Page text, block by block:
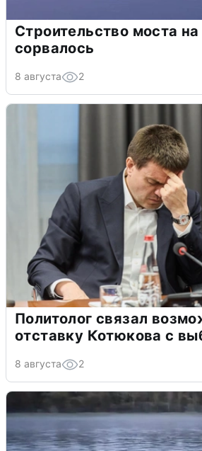
Строительство моста
сорвалось
8 августа 2
Политолог связал
отставку Котюкова с
8 августа 2